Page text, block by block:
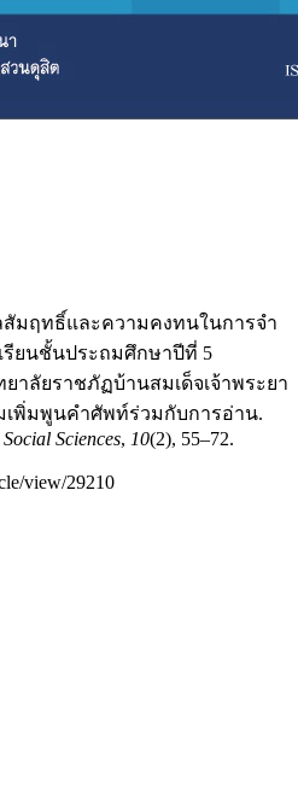
สัมฤทธิ์และความคงทนในการจำ
ยนชั้นประถมศึกษาปีที่ 5
าลัยราชภัฏบ้านสมเด็จเจ้าพระยา
เพิ่มพูนคำศัพท์ร่วมกับการอ่าน.
Sciences, 10(2), 55–72.
view/29210